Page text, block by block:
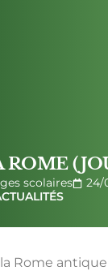
ROME
scolaires
24/
Rome